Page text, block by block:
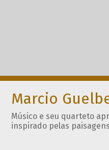
Marcio
Músico e seu quarteto
inspirado pelas